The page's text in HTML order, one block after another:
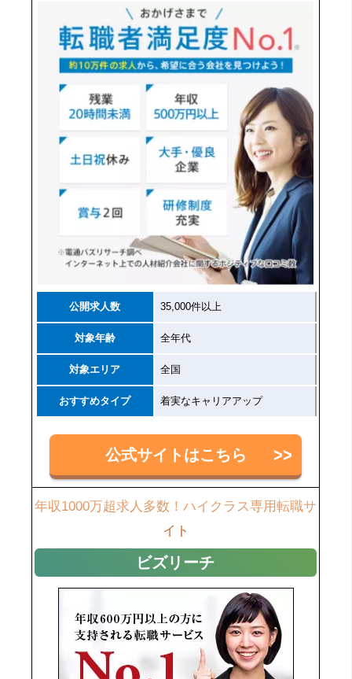
公開求人数 35,000件以上
対象年齢 全年代
対象エリア 全国
おすすめタイプ 着実なキャリアアップ
公式サイトはこちら
年収1000万超求人多数！ハイクラス専用転職サ
イト
ビズリーチ